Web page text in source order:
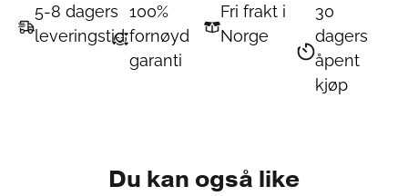
5-8 dagers
leveringstid
100%
fornøyd
garanti
Fri frakt i
Norge
30
dagers
åpent
kjøp
Du kan også like